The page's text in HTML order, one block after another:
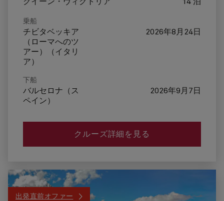
クイーン・ヴィクトリア 14 泊
乗船
チビタベッキア
（ローマへのツ
アー）（イタリ
ア）
2026年8月24日
下船
バルセロナ（ス
ペイン）
2026年9月7日
クルーズ詳細を見る
出発直前オファー